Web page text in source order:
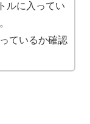
ルに入ってい
ているか確認